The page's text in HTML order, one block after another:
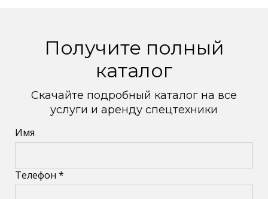
Получите полный
каталог
Скачайте подробный каталог на все
услуги и аренду спецтехники
Имя
Телефон *